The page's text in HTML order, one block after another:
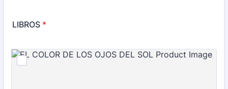
LIBROS *